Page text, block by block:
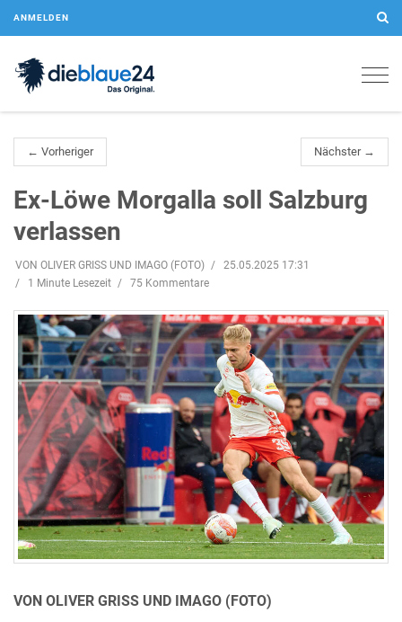
ANMELDEN
← Vorheriger Nächster →
Ex-Löwe Morgalla soll Salzburg
verlassen
VON OLIVER GRISS UND IMAGO (FOTO)
25.05.2025 17:31
1 Minute Lesezeit
75 Kommentare
VON OLIVER GRISS UND IMAGO (FOTO)